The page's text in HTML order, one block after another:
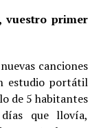
vuestro primer
canciones
estudio portátil
de 5 habitantes
que llovía,